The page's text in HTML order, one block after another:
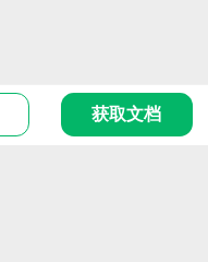
获取文档